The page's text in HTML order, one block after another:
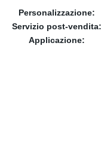
Personalizzazione:
Servizio post-vendita:
Applicazione: